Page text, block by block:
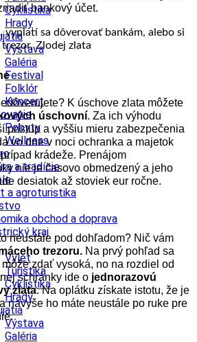
Cyklistika
Hrady
Výstava
Galéria
Festival
Folklór
Koncert
Pobyty
Wellness
a tradície
a agroturistika
obchod a doprava
kraj
Výlet
Turistika
Cyklistika
Hrady
Výstava
Galéria
bankový účet.
K úschove zlata môžete
úschovní. Za ich výhodu
prístup a vyššiu mieru zabezpečenia
vo dne v noci ochranka a majetok
krádeže. Prenájom
nie je časovo obmedzený a jeho
desiatok až stoviek eur ročne.
neustále pod dohľadom? Nič vám
trezoru. Na prvý pohľad sa
zdať vysoká, no na rozdiel od
schránky ide o jednorazovú
zlata. Na oplátku získate istotu, že je
navyše ho máte neustále po ruke pre